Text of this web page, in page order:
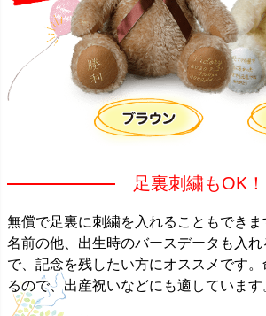
足裏刺繍もOK！
無償で足裏に刺繍を入れることもでき
名前の他、出生時のバースデータも入
で、記念を残したい方にオススメです
るので、出産祝いなどにも適しています